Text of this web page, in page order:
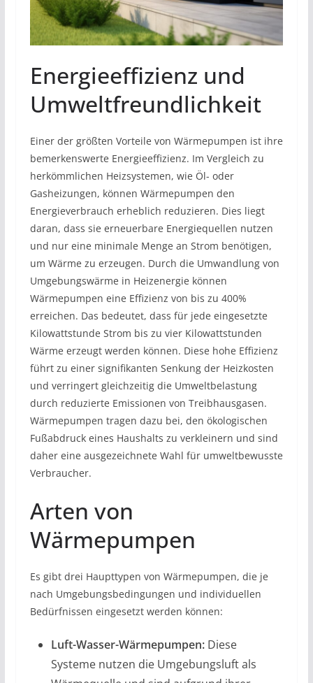
Energieeffizienz und
Umweltfreundlichkeit
Einer der größten Vorteile von Wärmepumpen ist ihre
bemerkenswerte Energieeffizienz. Im Vergleich zu
herkömmlichen Heizsystemen, wie Öl- oder
Gasheizungen, können Wärmepumpen den
Energieverbrauch erheblich reduzieren. Dies liegt
daran, dass sie erneuerbare Energiequellen nutzen
und nur eine minimale Menge an Strom benötigen,
um Wärme zu erzeugen. Durch die Umwandlung von
Umgebungswärme in Heizenergie können
Wärmepumpen eine Effizienz von bis zu 400%
erreichen. Das bedeutet, dass für jede eingesetzte
Kilowattstunde Strom bis zu vier Kilowattstunden
Wärme erzeugt werden können. Diese hohe Effizienz
führt zu einer signifikanten Senkung der Heizkosten
und verringert gleichzeitig die Umweltbelastung
durch reduzierte Emissionen von Treibhausgasen.
Wärmepumpen tragen dazu bei, den ökologischen
Fußabdruck eines Haushalts zu verkleinern und sind
daher eine ausgezeichnete Wahl für umweltbewusste
Verbraucher.
Arten von
Wärmepumpen
Es gibt drei Haupttypen von Wärmepumpen, die je
nach Umgebungsbedingungen und individuellen
Bedürfnissen eingesetzt werden können:
Luft-Wasser-Wärmepumpen:Diese
Systeme nutzen die Umgebungsluft als